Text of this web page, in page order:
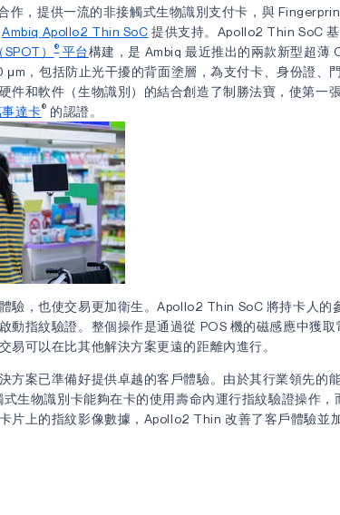
作，提供一流的非接觸式生物識別支付卡，與
Ambiq Apollo2 Thin SoC 提供支持。Apollo2 Thin SoC
SPOT）®平台構建，是 Ambiq 最近推出的兩款新型超薄
，包括防止光干擾的背面塗層，為支付卡、身份證、
件和軟件（生物識別）的結合創造了制勝法寶，使第一
達卡® 的認證。
驗，也使交易更加衛生。Apollo2 Thin SoC 將持卡人的
動指紋驗證。整個操作是通過從 POS 機的磁感應中獲取
易可以在比其他解決方案更遠的距離內進行。
方案已準備好提供卓越的客戶體驗。由於其行業領先的
生物識別卡能夠在卡的使用壽命內運行指紋驗證操作，
片上的指紋影像數據，Apollo2 Thin 改善了客戶體驗並